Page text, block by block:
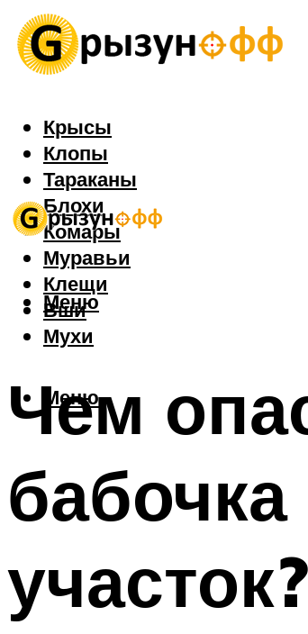
Крысы
Клопы
Тараканы
Блохи
Комары
Муравьи
Клещи
Вши
Мухи
Меню
Меню
Чем
участок?